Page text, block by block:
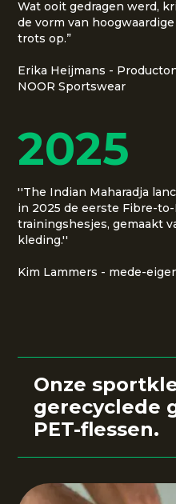
Wat ooit gedragen werd,
de vorm van
trots op.”
Erika Heijmans -
NOOR Sportswear
2025
''The Indian Maharadja
in 2025 de eerste Fibre-
trainingshesjes, gemaakt
kleding.''
Kim Lammers - mede-
Onze
gerecyclede
PET-flessen.